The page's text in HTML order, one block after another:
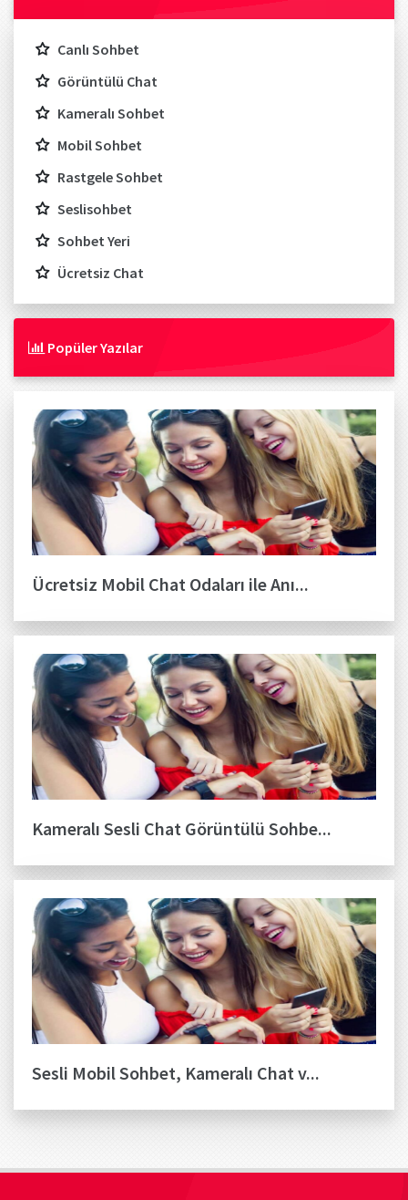
Canlı Sohbet
Görüntülü Chat
Kameralı Sohbet
Mobil Sohbet
Rastgele Sohbet
Seslisohbet
Sohbet Yeri
Ücretsiz Chat
Popüler Yazılar
Ücretsiz Mobil Chat Odaları ile Anı...
Kameralı Sesli Chat Görüntülü Sohbe...
Sesli Mobil Sohbet, Kameralı Chat v...